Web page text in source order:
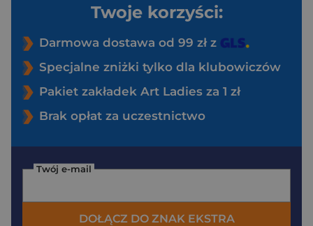
Twoje korzyści:
Darmowa dostawa od 99 zł z
Specjalne zniżki tylko dla klubowiczów
Pakiet zakładek Art Ladies za 1 zł
Brak opłat za uczestnictwo
Twój e-mail
DOŁĄCZ DO ZNAK EKSTRA